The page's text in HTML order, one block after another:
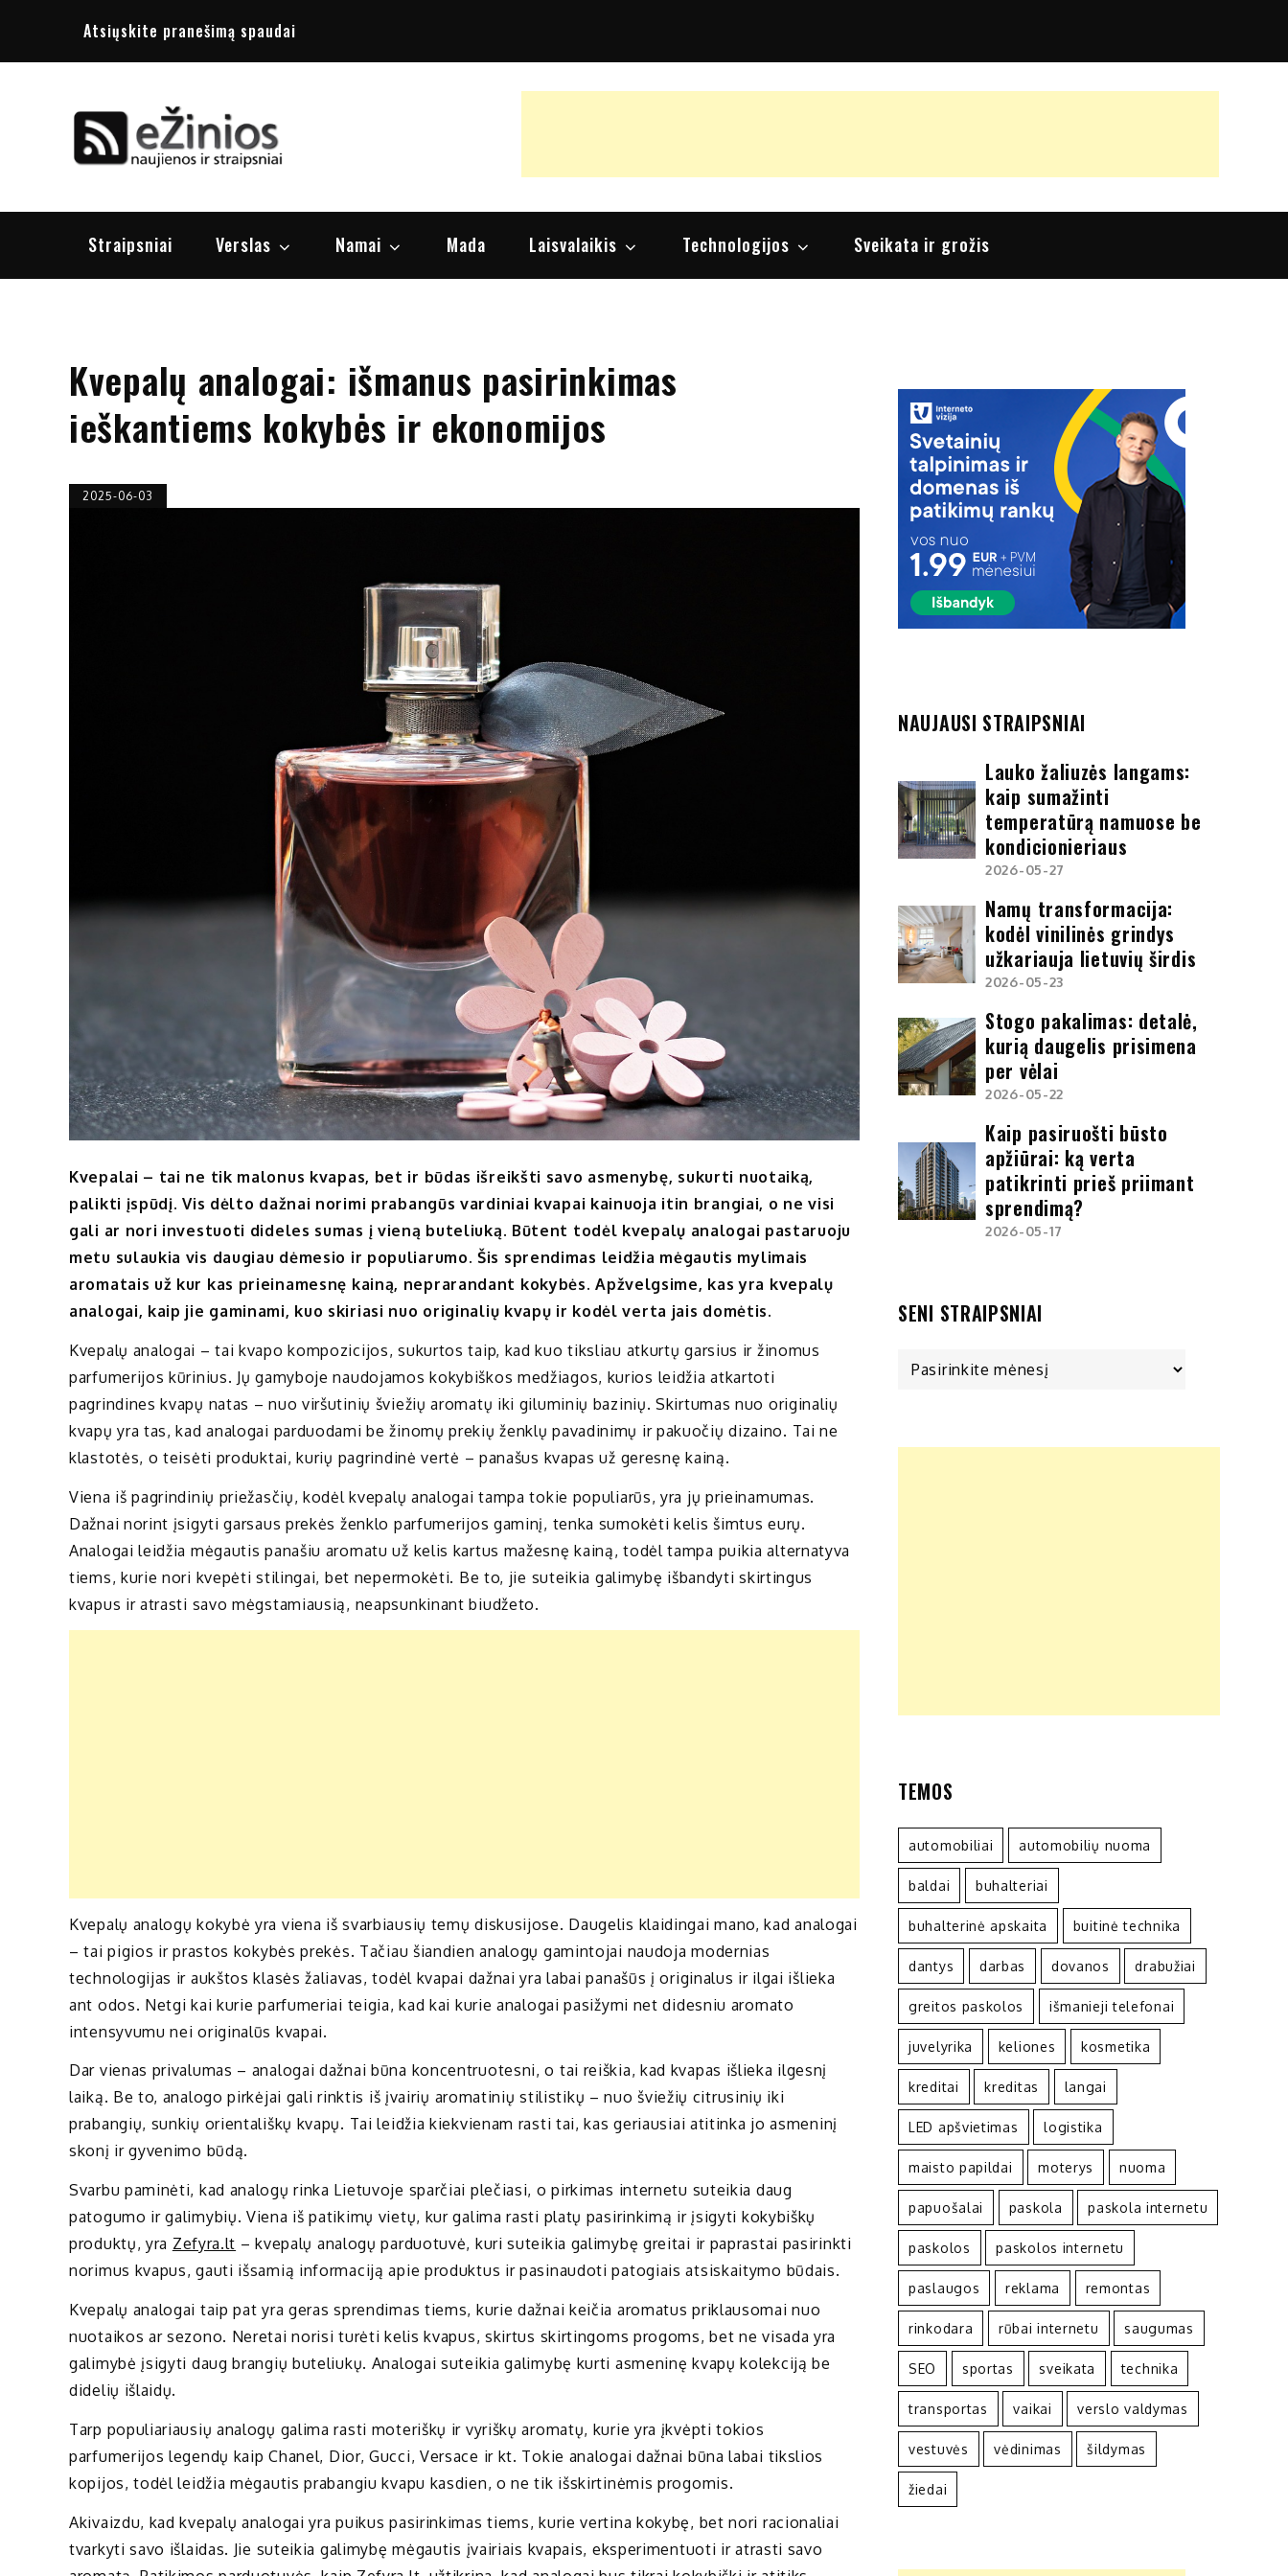
Atsiųskite pranešimą spaudai
Straipsniai Verslas Namai Mada Laisvalaikis Technologijos Sveikata ir grožis
Kvepalų analogai: išmanus pasirinkimas
ieškantiems kokybės ir ekonomijos
2025-06-03
Kvepalai – tai ne tik malonus kvapas, bet ir būdas išreikšti savo asmenybę, sukurti nuotaiką,
palikti įspūdį. Vis dėlto dažnai norimi prabangūs vardiniai kvapai kainuoja itin brangiai, o ne visi
gali ar nori investuoti dideles sumas į vieną buteliuką. Būtent todėl kvepalų analogai pastaruoju
metu sulaukia vis daugiau dėmesio ir populiarumo. Šis sprendimas leidžia mėgautis mylimais
aromatais už kur kas prieinamesnę kainą, neprarandant kokybės. Apžvelgsime, kas yra kvepalų
analogai, kaip jie gaminami, kuo skiriasi nuo originalių kvapų ir kodėl verta jais domėtis.
Kvepalų analogai – tai kvapo kompozicijos, sukurtos taip, kad kuo tiksliau atkurtų garsius ir žinomus
parfumerijos kūrinius. Jų gamyboje naudojamos kokybiškos medžiagos, kurios leidžia atkartoti
pagrindines kvapų natas – nuo viršutinių šviežių aromatų iki giluminių bazinių. Skirtumas nuo originalių
kvapų yra tas, kad analogai parduodami be žinomų prekių ženklų pavadinimų ir pakuočių dizaino. Tai ne
klastotės, o teisėti produktai, kurių pagrindinė vertė – panašus kvapas už geresnę kainą.
Viena iš pagrindinių priežasčių, kodėl kvepalų analogai tampa tokie populiarūs, yra jų prieinamumas.
Dažnai norint įsigyti garsaus prekės ženklo parfumerijos gaminį, tenka sumokėti kelis šimtus eurų.
Analogai leidžia mėgautis panašiu aromatu už kelis kartus mažesnę kainą, todėl tampa puikia alternatyva
tiems, kurie nori kvepėti stilingai, bet nepermokėti. Be to, jie suteikia galimybę išbandyti skirtingus
kvapus ir atrasti savo mėgstamiausią, neapsunkinant biudžeto.
Kvepalų analogų kokybė yra viena iš svarbiausių temų diskusijose. Daugelis klaidingai mano, kad analogai
– tai pigios ir prastos kokybės prekės. Tačiau šiandien analogų gamintojai naudoja modernias
technologijas ir aukštos klasės žaliavas, todėl kvapai dažnai yra labai panašūs į originalus ir ilgai išlieka
ant odos. Netgi kai kurie parfumeriai teigia, kad kai kurie analogai pasižymi net didesniu aromato
intensyvumu nei originalūs kvapai.
Dar vienas privalumas – analogai dažnai būna koncentruotesni, o tai reiškia, kad kvapas išlieka ilgesnį
laiką. Be to, analogo pirkėjai gali rinktis iš įvairių aromatinių stilistikų – nuo šviežių citrusinių iki
prabangių, sunkių orientališkų kvapų. Tai leidžia kiekvienam rasti tai, kas geriausiai atitinka jo asmeninį
skonį ir gyvenimo būdą.
Svarbu paminėti, kad analogų rinka Lietuvoje sparčiai plečiasi, o pirkimas internetu suteikia daug
patogumo ir galimybių. Viena iš patikimų vietų, kur galima rasti platų pasirinkimą ir įsigyti kokybiškų
produktų, yra Zefyra.lt – kvepalų analogų parduotuvė, kuri suteikia galimybę greitai ir paprastai pasirinkti
norimus kvapus, gauti išsamią informaciją apie produktus ir pasinaudoti patogiais atsiskaitymo būdais.
Kvepalų analogai taip pat yra geras sprendimas tiems, kurie dažnai keičia aromatus priklausomai nuo
nuotaikos ar sezono. Neretai norisi turėti kelis kvapus, skirtus skirtingoms progoms, bet ne visada yra
galimybė įsigyti daug brangių buteliukų. Analogai suteikia galimybę kurti asmeninę kvapų kolekciją be
didelių išlaidų.
Tarp populiariausių analogų galima rasti moteriškų ir vyriškų aromatų, kurie yra įkvėpti tokios
parfumerijos legendų kaip Chanel, Dior, Gucci, Versace ir kt. Tokie analogai dažnai būna labai tikslios
kopijos, todėl leidžia mėgautis prabangiu kvapu kasdien, o ne tik išskirtinėmis progomis.
Akivaizdu, kad kvepalų analogai yra puikus pasirinkimas tiems, kurie vertina kokybę, bet nori racionaliai
tvarkyti savo išlaidas. Jie suteikia galimybę mėgautis įvairiais kvapais, eksperimentuoti ir atrasti savo
NAUJAUSI STRAIPSNIAI
Lauko žaliuzės langams:
kaip sumažinti
temperatūrą namuose be
kondicionieriaus
2026-05-27
Namų transformacija:
kodėl vinilinės grindys
užkariauja lietuvių širdis
2026-05-23
Stogo pakalimas: detalė,
kurią daugelis prisimena
per vėlai
2026-05-22
Kaip pasiruošti būsto
apžiūrai: ką verta
patikrinti prieš priimant
sprendimą?
2026-05-17
SENI STRAIPSNIAI
TEMOS
automobiliai automobilių nuoma
baldai buhalteriai
buhalterinė apskaita buitinė technika
dantys darbas dovanos drabužiai
greitos paskolos išmanieji telefonai
juvelyrika keliones kosmetika
kreditai kreditas langai
LED apšvietimas logistika
maisto papildai moterys nuoma
papuošalai paskola paskola internetu
paskolos paskolos internetu
paslaugos reklama remontas
rinkodara rūbai internetu saugumas
SEO sportas sveikata technika
transportas vaikai verslo valdymas
vestuvės vėdinimas šildymas
žiedai